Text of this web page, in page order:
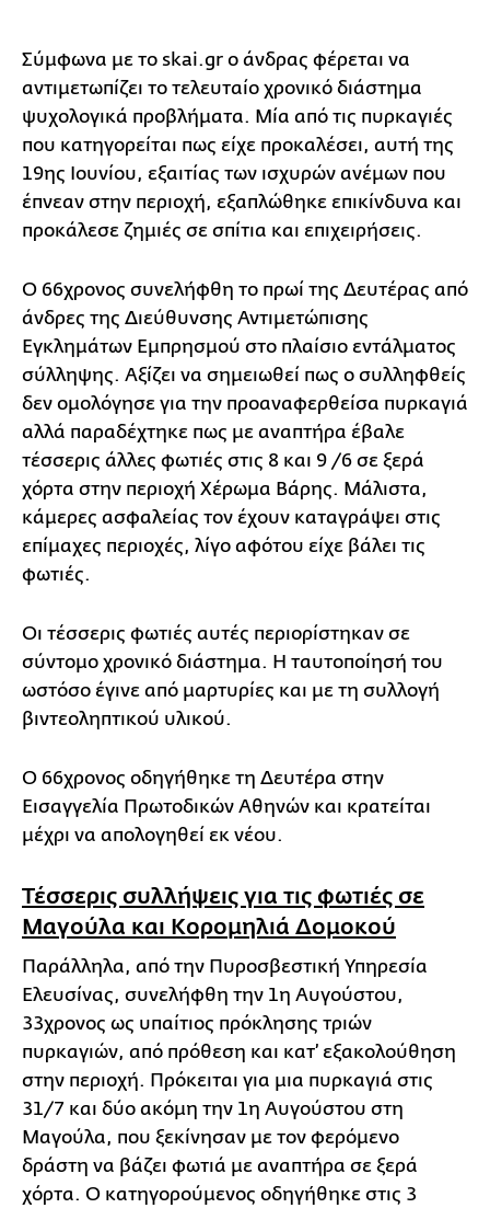
Σύμφωνα με το skai.gr ο άνδρας φέρεται να
αντιμετωπίζει το τελευταίο χρονικό διάστημα
ψυχολογικά προβλήματα. Μία από τις πυρκαγιές
που κατηγορείται πως είχε προκαλέσει, αυτή της
19ης Ιουνίου, εξαιτίας των ισχυρών ανέμων που
έπνεαν στην περιοχή, εξαπλώθηκε επικίνδυνα και
προκάλεσε ζημιές σε σπίτια και επιχειρήσεις.
Ο 66χρονος συνελήφθη το πρωί της Δευτέρας από
άνδρες της Διεύθυνσης Αντιμετώπισης
Εγκλημάτων Εμπρησμού στο πλαίσιο εντάλματος
σύλληψης. Αξίζει να σημειωθεί πως ο συλληφθείς
δεν ομολόγησε για την προαναφερθείσα πυρκαγιά
αλλά παραδέχτηκε πως με αναπτήρα έβαλε
τέσσερις άλλες φωτιές στις 8 και 9 /6 σε ξερά
χόρτα στην περιοχή Χέρωμα Βάρης. Μάλιστα,
κάμερες ασφαλείας τον έχουν καταγράψει στις
επίμαχες περιοχές, λίγο αφότου είχε βάλει τις
φωτιές.
Οι τέσσερις φωτιές αυτές περιορίστηκαν σε
σύντομο χρονικό διάστημα. Η ταυτοποίησή του
ωστόσο έγινε από μαρτυρίες και με τη συλλογή
βιντεοληπτικού υλικού.
Ο 66χρονος οδηγήθηκε τη Δευτέρα στην
Εισαγγελία Πρωτοδικών Αθηνών και κρατείται
μέχρι να απολογηθεί εκ νέου.
Τέσσερις συλλήψεις για τις φωτιές σε
Μαγούλα και Κορομηλιά Δομοκού
Παράλληλα, από την Πυροσβεστική Υπηρεσία
Ελευσίνας, συνελήφθη την 1η Αυγούστου,
33χρονος ως υπαίτιος πρόκλησης τριών
πυρκαγιών, από πρόθεση και κατ’ εξακολούθηση
στην περιοχή. Πρόκειται για μια πυρκαγιά στις
31/7 και δύο ακόμη την 1η Αυγούστου στη
Μαγούλα, που ξεκίνησαν με τον φερόμενο
δράστη να βάζει φωτιά με αναπτήρα σε ξερά
χόρτα. Ο κατηγορούμενος οδηγήθηκε στις 3